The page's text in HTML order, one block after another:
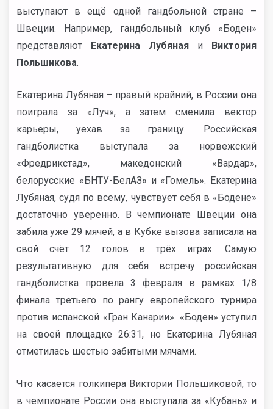
выступают в ещё одной гандбольной стране –
Швеции. Например, гандбольный клуб «Боден»
представляют Екатерина Лубяная и Виктория
Польшикова.
Екатерина Лубяная – правый крайний, в России она
поиграла за «Луч», а затем сменила вектор
карьеры, уехав за границу. Российская
гандболистка выступала за норвежский
«Фредрикстад», македонский «Вардар»,
белорусские «БНТУ-БелАЗ» и «Гомель». Екатерина
Лубяная, судя по всему, чувствует себя в «Бодене»
достаточно уверенно. В чемпионате Швеции она
забила уже 29 мячей, а в Кубке вызова записала на
свой счёт 12 голов в трёх играх. Самую
результативную для себя встречу российская
гандболистка провела 3 февраля в рамках 1/8
финала третьего по рангу европейского турнира
против испанской «Гран Канарии». «Боден» уступил
на своей площадке 26:31, но Екатерина Лубяная
отметилась шестью забитыми мячами.
Что касается голкипера Виктории Польшиковой, то
в чемпионате России она выступала за «Кубань» и